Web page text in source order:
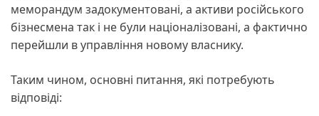
меморандум задокументовані, а активи російського
бізнесмена так і не були націоналізовані, а фактично
перейшли в управління новому власнику.
Таким чином, основні питання, які потребують
відповіді: